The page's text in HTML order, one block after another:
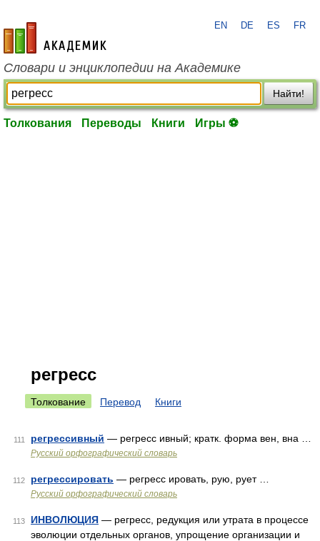
academic.ru
EN DE ES FR
Словари и энциклопедии на Академике
Найти!
Толкования Переводы Книги Игры ⚽
регресс
Толкование Перевод Книги
111 регрессивный — регресс ивный; кратк. форма вен, вна …
Русский орфографический словарь
112 регрессировать — регресс ировать, рую, рует …
Русский орфографический словарь
113 ИНВОЛЮЦИЯ — регресс, редукция или утрата в процессе
эволюции отдельных органов, упрощение организации и